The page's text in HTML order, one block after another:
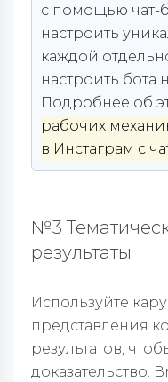
с помощью чат-
настроить
каждой
настроить бота
Подробнее об
рабочих
в Инстаграм с
№3
результаты
Используйте
представления
результатов,
доказательство.